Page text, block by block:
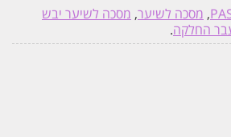
, מסכה לשיער, מסכה לשיער יבש
החלקה.